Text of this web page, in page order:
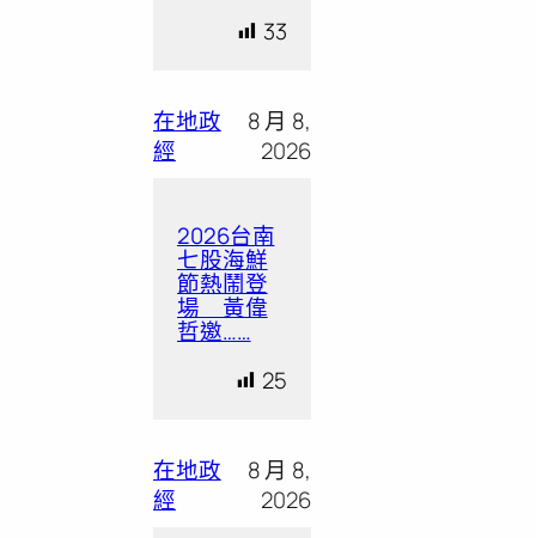
33
在地政
經
8 月 8,
2026
2026台南
七股海鮮
節熱鬧登
場 黃偉
哲邀……
25
在地政
經
8 月 8,
2026